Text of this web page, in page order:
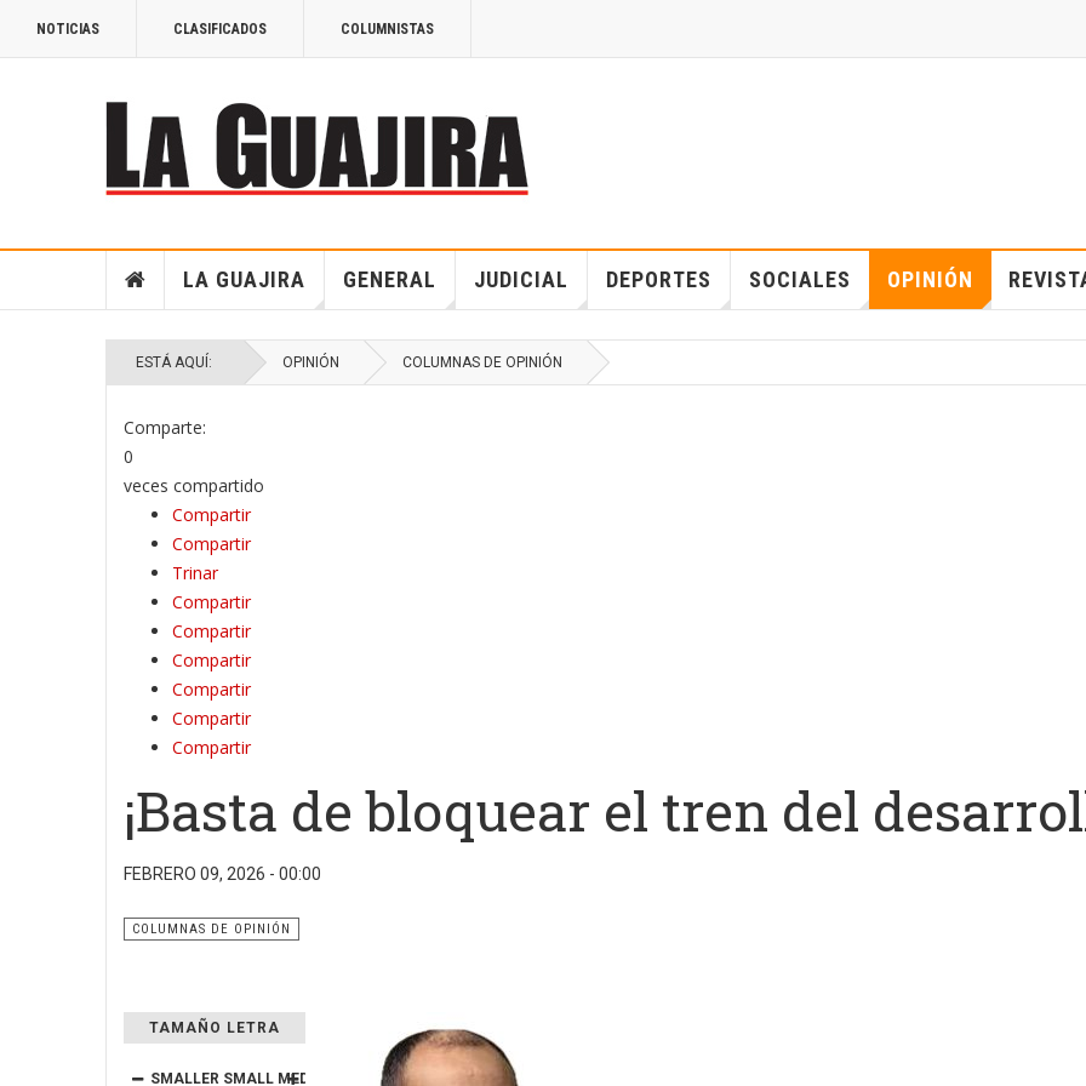
NOTICIAS CLASIFICADOS COLUMNISTAS
LA GUAJIRA GENERAL JUDICIAL DEPORTES SOCIALES OPINIÓN
ESTÁ AQUÍ: OPINIÓN COLUMNAS DE OPINIÓN
Comparte:
0
veces compartido
Compartir
Compartir
Trinar
Compartir
Compartir
Compartir
Compartir
Compartir
Compartir
¡Basta de bloquear el tren del
FEBRERO 09, 2026 - 00:00
COLUMNAS DE OPINIÓN
TAMAÑO LETRA
SMALLER SMALL MEDIUM BIGGER